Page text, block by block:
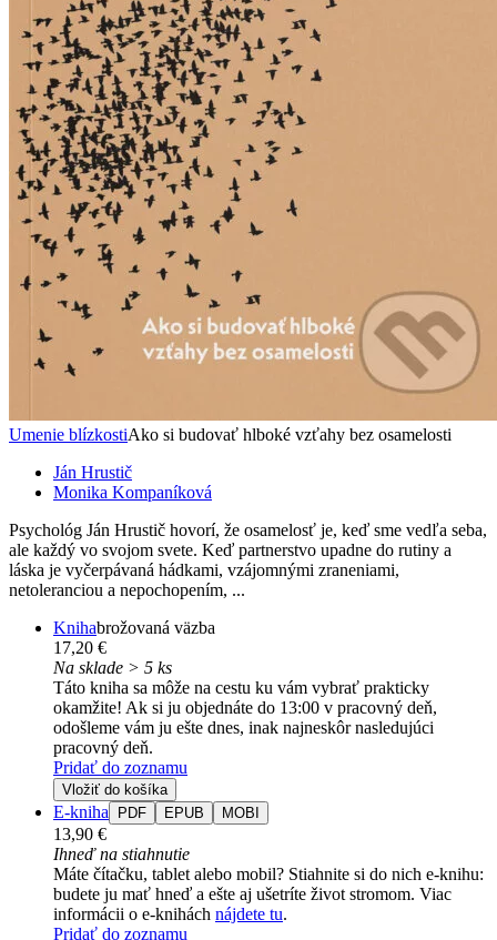
Umenie blízkostiAko si budovať hlboké vzťahy bez osamelosti
Ján Hrustič
Monika Kompaníková
Psychológ Ján Hrustič hovorí, že osamelosť je, keď sme vedľa seba,
ale každý vo svojom svete. Keď partnerstvo upadne do rutiny a
láska je vyčerpávaná hádkami, vzájomnými zraneniami,
netoleranciou a nepochopením, ...
Knihabrožovaná väzba
17,20 €
Na sklade > 5 ks
Táto kniha sa môže na cestu ku vám vybrať prakticky
okamžite! Ak si ju objednáte do 13:00 v pracovný deň,
odošleme vám ju ešte dnes, inak najneskôr nasledujúci
pracovný deň.
Pridať do zoznamu
Vložiť do košíka
E-kniha PDF EPUB MOBI
13,90 €
Ihneď na stiahnutie
Máte čítačku, tablet alebo mobil? Stiahnite si do nich e-knihu:
budete ju mať hneď a ešte aj ušetríte život stromom. Viac
informácii o e-knihách nájdete tu.
Pridať do zoznamu